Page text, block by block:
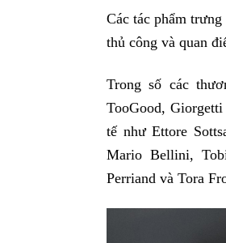
Các tác phẩm
thủ công và quan
Trong số các
TooGood,
tế như Ettore
Mario Bellini,
Perriand và Tora